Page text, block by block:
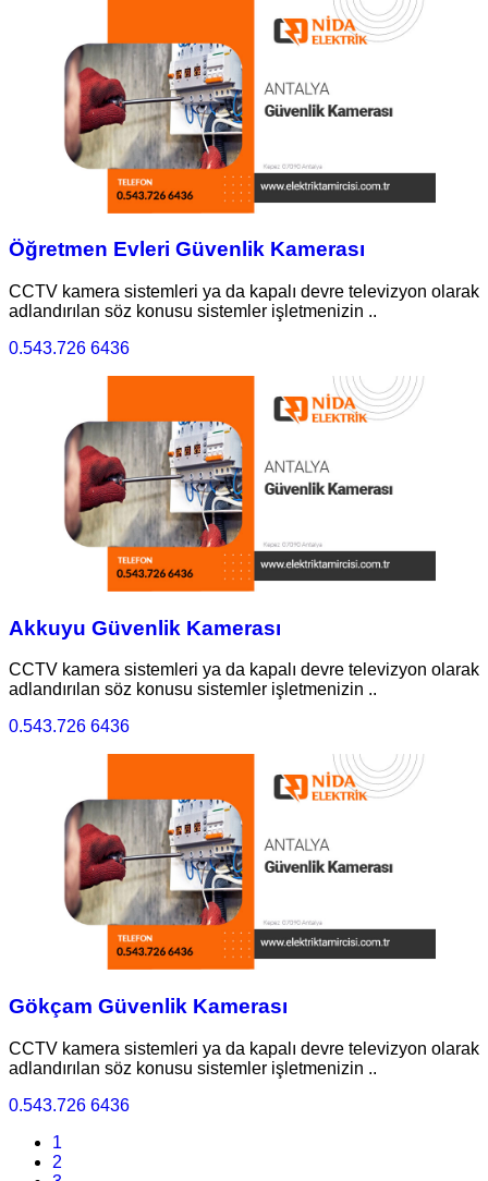
Öğretmen Evleri Güvenlik Kamerası
CCTV kamera sistemleri ya da kapalı devre televizyon olarak
adlandırılan söz konusu sistemler işletmenizin ..
0.543.726 6436
Akkuyu Güvenlik Kamerası
CCTV kamera sistemleri ya da kapalı devre televizyon olarak
adlandırılan söz konusu sistemler işletmenizin ..
0.543.726 6436
Gökçam Güvenlik Kamerası
CCTV kamera sistemleri ya da kapalı devre televizyon olarak
adlandırılan söz konusu sistemler işletmenizin ..
0.543.726 6436
1
2